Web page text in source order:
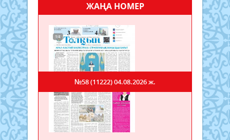
ЖАҢА НОМЕР
№58 (11222)04.08.2026 ж.